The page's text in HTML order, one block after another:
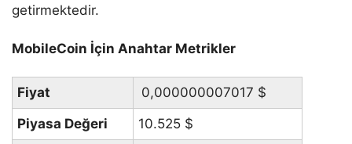
getirmektedir.
MobileCoin İçin Anahtar Metrikler
Fiyat 0,000000007017 $
Piyasa Değeri
10.525 $